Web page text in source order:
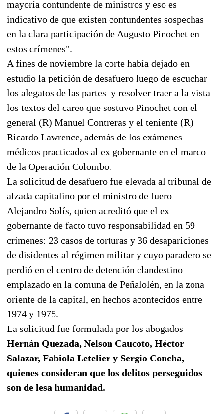
mayoría contundente de ministros y eso es
indicativo de que existen contundentes sospechas
en la clara participación de Augusto Pinochet en
estos crímenes".
A fines de noviembre la corte había dejado en
estudio la petición de desafuero luego de escuchar
los alegatos de las partes y resolver traer a la vista
los textos del careo que sostuvo Pinochet con el
general (R) Manuel Contreras y el teniente (R)
Ricardo Lawrence, además de los exámenes
médicos practicados al ex gobernante en el marco
de la Operación Colombo.
La solicitud de desafuero fue elevada al tribunal de
alzada capitalino por el ministro de fuero
Alejandro Solís, quien acreditó que el ex
gobernante de facto tuvo responsabilidad en 59
crímenes: 23 casos de torturas y 36 desapariciones
de disidentes al régimen militar y cuyo paradero se
perdió en el centro de detención clandestino
emplazado en la comuna de Peñalolén, en la zona
oriente de la capital, en hechos acontecidos entre
1974 y 1975.
La solicitud fue formulada por los abogados
Hernán Quezada, Nelson Caucoto, Héctor
Salazar, Fabiola Letelier y Sergio Concha,
quienes consideran que los delitos perseguidos
son de lesa humanidad.